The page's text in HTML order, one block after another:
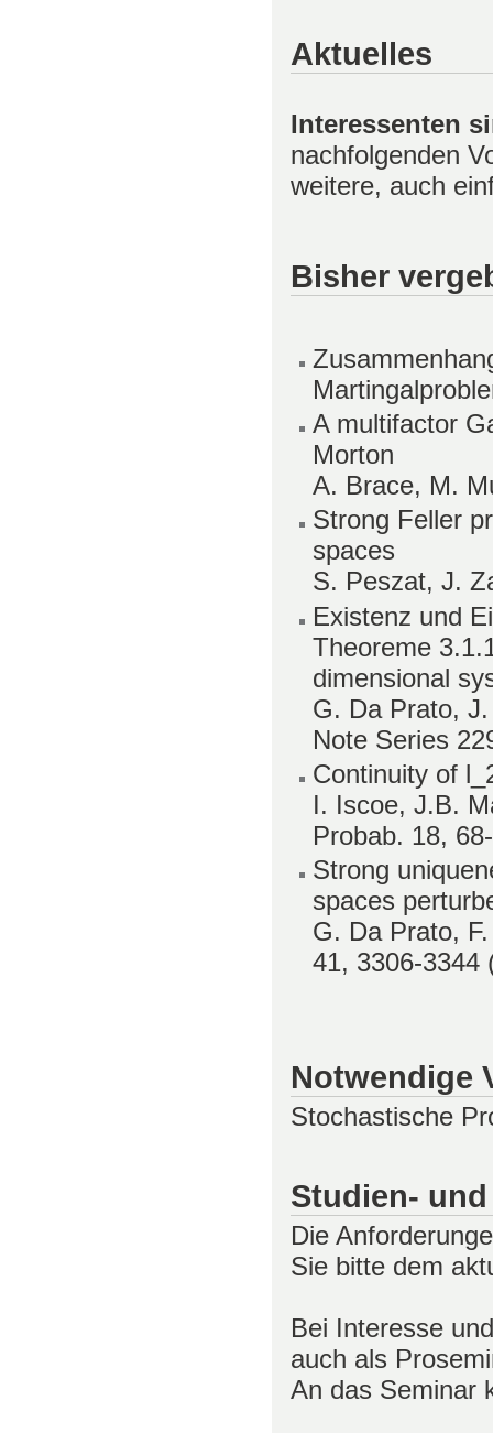
Aktuelles
Interessenten
nachfolgenden
weitere, auch
Bisher
A multifactor
Morton
A. Brace, M.
Strong Feller
spaces
S. Peszat, J.
Existenz und
Theoreme
dimensional
G. Da Prato,
Note Series
Continuity of
I. Iscoe, J.B.
Probab. 18,
Strong
spaces
G. Da Prato,
41, 3306-3344
Notwendige
Stochastische
Studien-
Die
Sie bitte dem
Bei Interesse
auch als
An das Seminar